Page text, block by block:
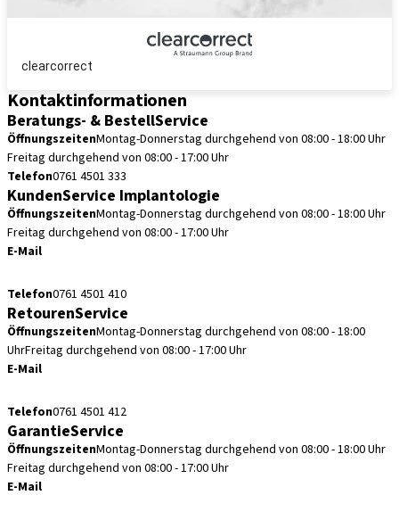
clearcorrect
Kontaktinformationen
Beratungs- & BestellService
ÖffnungszeitenMontag-Donnerstag durchgehend von 08:00 - 18:00 Uhr
Freitag durchgehend von 08:00 - 17:00 Uhr
Telefon0761 4501 333
KundenService Implantologie
ÖffnungszeitenMontag-Donnerstag durchgehend von 08:00 - 18:00 Uhr
Freitag durchgehend von 08:00 - 17:00 Uhr
E-Mail
Telefon0761 4501 410
RetourenService
ÖffnungszeitenMontag-Donnerstag durchgehend von 08:00 - 18:00
UhrFreitag durchgehend von 08:00 - 17:00 Uhr
E-Mail
Telefon0761 4501 412
GarantieService
ÖffnungszeitenMontag-Donnerstag durchgehend von 08:00 - 18:00 Uhr
Freitag durchgehend von 08:00 - 17:00 Uhr
E-Mail